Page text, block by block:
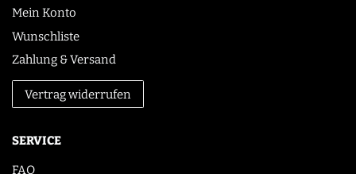
Mein Konto
Wunschliste
Zahlung & Versand
Vertrag widerrufen
SERVICE
FAQ